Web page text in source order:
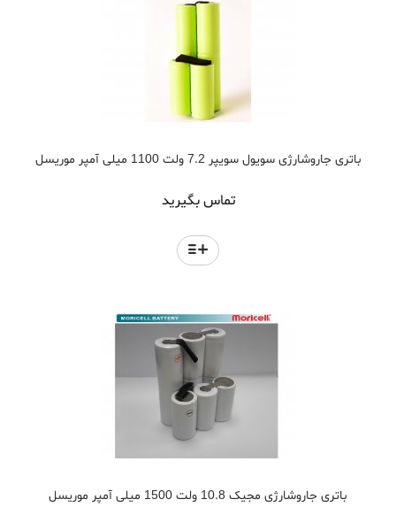
باتری جاروشارژی سویول سویپر 7.2 ولت 1100 میلی آمپر موریسل
تماس بگیرید
باتری جاروشارژی مجیک 10.8 ولت 1500 میلی آمپر موریسل